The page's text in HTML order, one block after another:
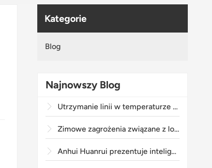
svenska
Kategorie
Blog
Najnowszy Blog
Utrzymanie linii w temperaturze -25°C: Niewidzialny strażnik stojący za „nocnymi bitwami” odzyskiwania ciepła z oleju ciężkiego
Zimowe zagrożenia związane z lodem i śniegiem: coś więcej niż tylko problem „zimna”
Anhui Huanrui prezentuje inteligentny, przeciwwybuchowy regulator temperatury TC-200/300: precyzja i bezpieczeństwo w przemysłowym ogrzewaniu przewodowym